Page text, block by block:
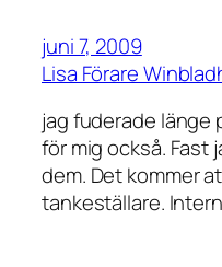
juni 7, 2009
Lisa Förare
jag fuderade länge
för mig också. Fast
dem. Det kommer
tankeställare.